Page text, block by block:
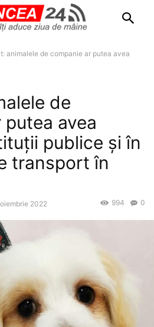
animalele de companie ar putea avea
de
avea
publice și în
transport în
2022 0
994